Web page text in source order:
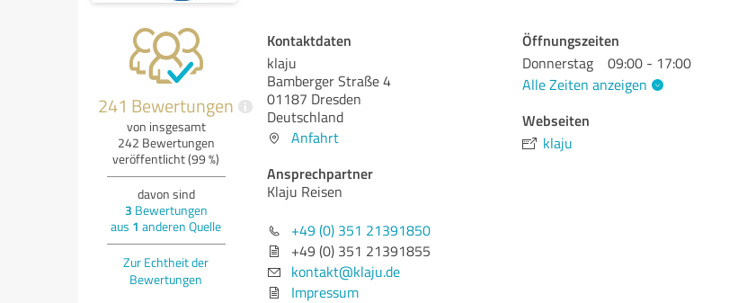
241 Bewertungen i
von insgesamt
242 Bewertungen
veröffentlicht (99 %)
davon sind
3 Bewertungen
aus 1 anderen Quelle
Zur Echtheit der
Bewertungen
Kontaktdaten
klaju
Bamberger Straße 4
01187 Dresden
Deutschland
Anfahrt
Ansprechpartner
Klaju Reisen
+49 (0) 351 21391850
+49 (0) 351 21391855
kontakt@klaju.de
Impressum
Öffnungszeiten
Donnerstag
09:00 - 17:00
Alle Zeiten anzeigen
Webseiten
klaju